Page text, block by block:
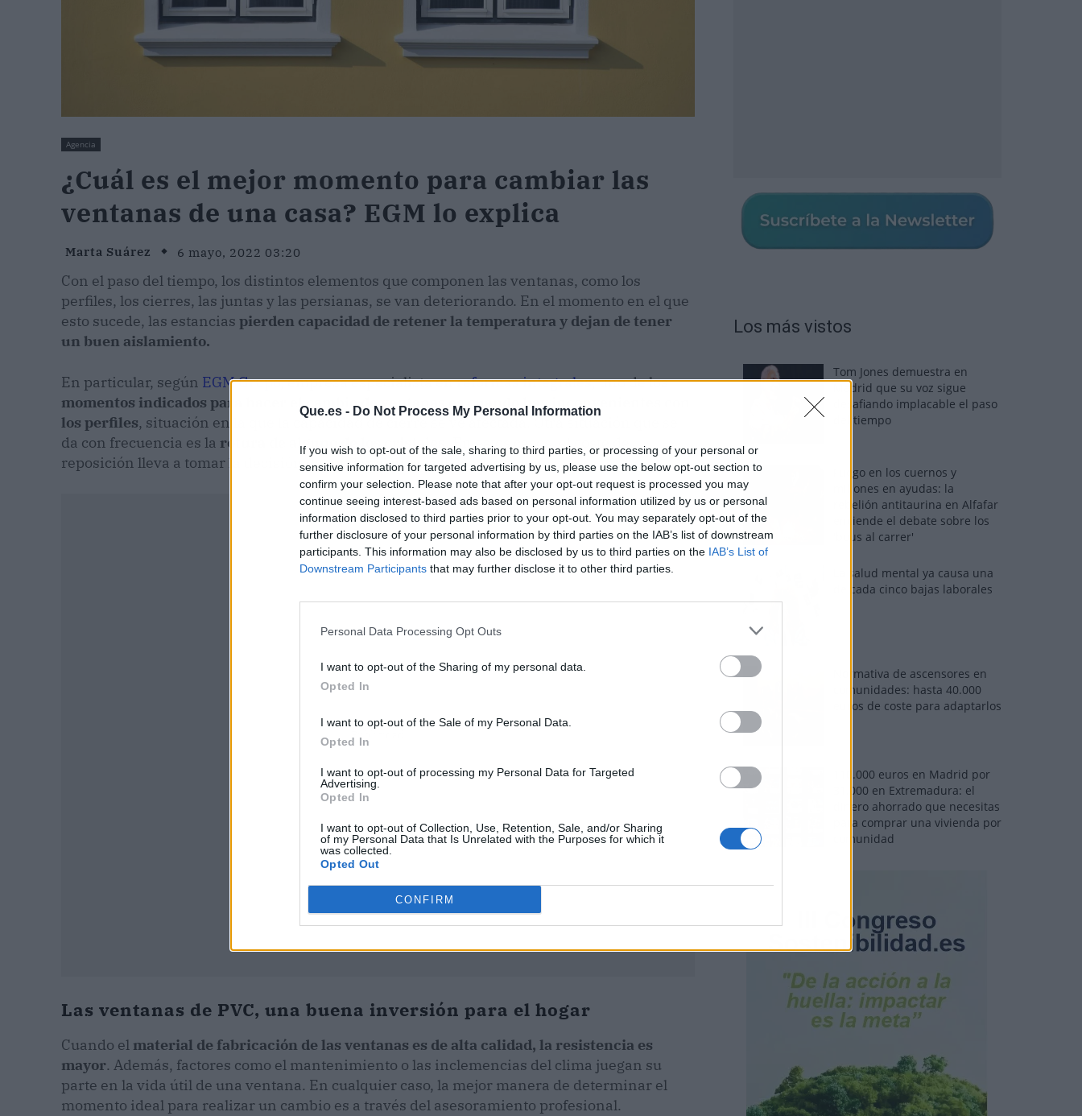
Que.es - Do Not Process My Personal Information
If you wish to opt-out of the sale, sharing to third parties, or processing of your personal or
sensitive information for targeted advertising by us, please use the below opt-out section to
confirm your selection. Please note that after your opt-out request is processed you may
continue seeing interest-based ads based on personal information utilized by us or personal
information disclosed to third parties prior to your opt-out. You may separately opt-out of the
further disclosure of your personal information by third parties on the IAB’s list of downstream
participants. This information may also be disclosed by us to third parties on the IAB’s List of
Downstream Participants that may further disclose it to other third parties.
Personal Data Processing Opt Outs
I want to opt-out of the Sharing of my personal data.
Opted In
I want to opt-out of the Sale of my Personal Data.
Opted In
I want to opt-out of processing my Personal Data for Targeted
Advertising.
Opted In
I want to opt-out of Collection, Use, Retention, Sale, and/or Sharing
of my Personal Data that Is Unrelated with the Purposes for which it
was collected.
Opted Out
CONFIRM
Agencia
¿Cuál es el mejor momento para cambiar las
ventanas de una casa? EGM lo explica
Marta Suárez 6 mayo, 2022 03:20
Con el paso del tiempo, los distintos elementos que componen las ventanas, como los
perfiles, los cierres, las juntas y las persianas, se van deteriorando. En el momento en el que
esto sucede, las estancias pierden capacidad de retener la temperatura y dejan de tener
un buen aislamiento.
En particular, según EGM Grupo, empresa especialista enreformas integrales, uno de los
momentos indicados para hacer el cambio de ventanas es cuando hay inconvenientes con
los perfiles, situación en la que la capacidad de cierre se ve afectada. Otra situación que se
da con frecuencia es la rotura de alguno de los cristales. En estos casos, el coste de
reposición lleva a tomar la decisión de mudar el material de las ventanas.
Publicidad
Las ventanas de PVC, una buena inversión para el hogar
Cuando el material de fabricación de las ventanas es de alta calidad, la resistencia es
mayor. Además, factores como el mantenimiento o las inclemencias del clima juegan su
parte en la vida útil de una ventana. En cualquier caso, la mejor manera de determinar el
momento ideal para realizar un cambio es a través del asesoramiento profesional.
Los más vistos
Tom Jones demuestra en
Madrid que su voz sigue
desafiando implacable el paso
del tiempo
Fuego en los cuernos y
millones en ayudas: la
rebelión antitaurina en Alfafar
enciende el debate sobre los
'bous al carrer'
La salud mental ya causa una
de cada cinco bajas laborales
Normativa de ascensores en
comunidades: hasta 40.000
euros de coste para adaptarlos
110.000 euros en Madrid por
31.000 en Extremadura: el
dinero ahorrado que necesitas
para comprar una vivienda por
comunidad